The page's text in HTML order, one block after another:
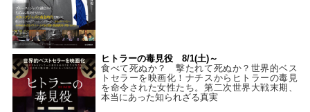
ヒトラーの毒見役 8/1(土)～
食べて死ぬか？ 撃たれて死ぬか？世界的ベス
トセラーを映画化！ナチスからヒトラーの毒見
を命令された女性たち。第二次世界大戦末期、
本当にあった知られざる真実